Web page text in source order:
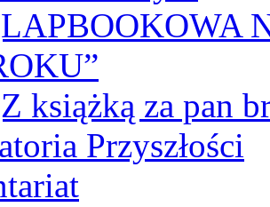
książką za pan
Przyszłości